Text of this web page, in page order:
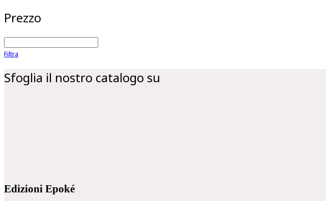
Prezzo
Filtra
Sfoglia il nostro catalogo su
Edizioni Epoké